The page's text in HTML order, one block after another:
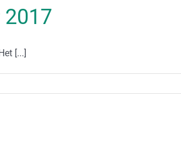
2017
[...]